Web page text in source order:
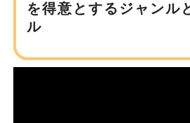
を得意とするジャンル
ル